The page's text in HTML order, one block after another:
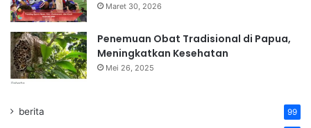
Maret 30, 2026
Penemuan Obat Tradisional di Papua,
Meningkatkan Kesehatan
Mei 26, 2025
berita 99